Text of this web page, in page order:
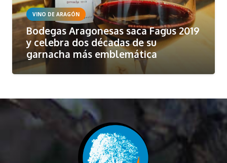
VINO DE ARAGÓN
Bodegas Aragonesas saca Fagus 2019
y celebra dos décadas de su
garnacha más emblemática